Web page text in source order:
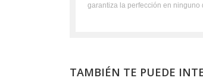
garantiza la perfección en ninguno
TAMBIÉN TE PUEDE